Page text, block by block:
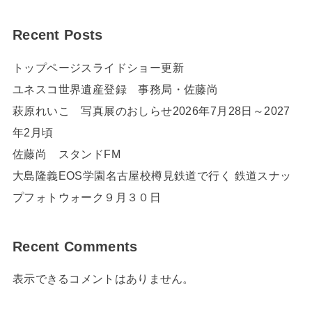
Recent Posts
トップページスライドショー更新
ユネスコ世界遺産登録 事務局・佐藤尚
萩原れいこ 写真展のおしらせ2026年7月28日～2027
年2月頃
佐藤尚 スタンドFM
大島隆義EOS学園名古屋校樽見鉄道で行く 鉄道スナッ
プフォトウォーク９月３０日
Recent Comments
表示できるコメントはありません。